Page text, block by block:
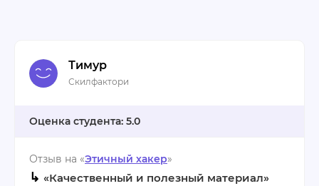
Тимур
Скилфактори
5.0
Отзыв на «Этичный хакер»
↳ «Качественный и полезный материал»